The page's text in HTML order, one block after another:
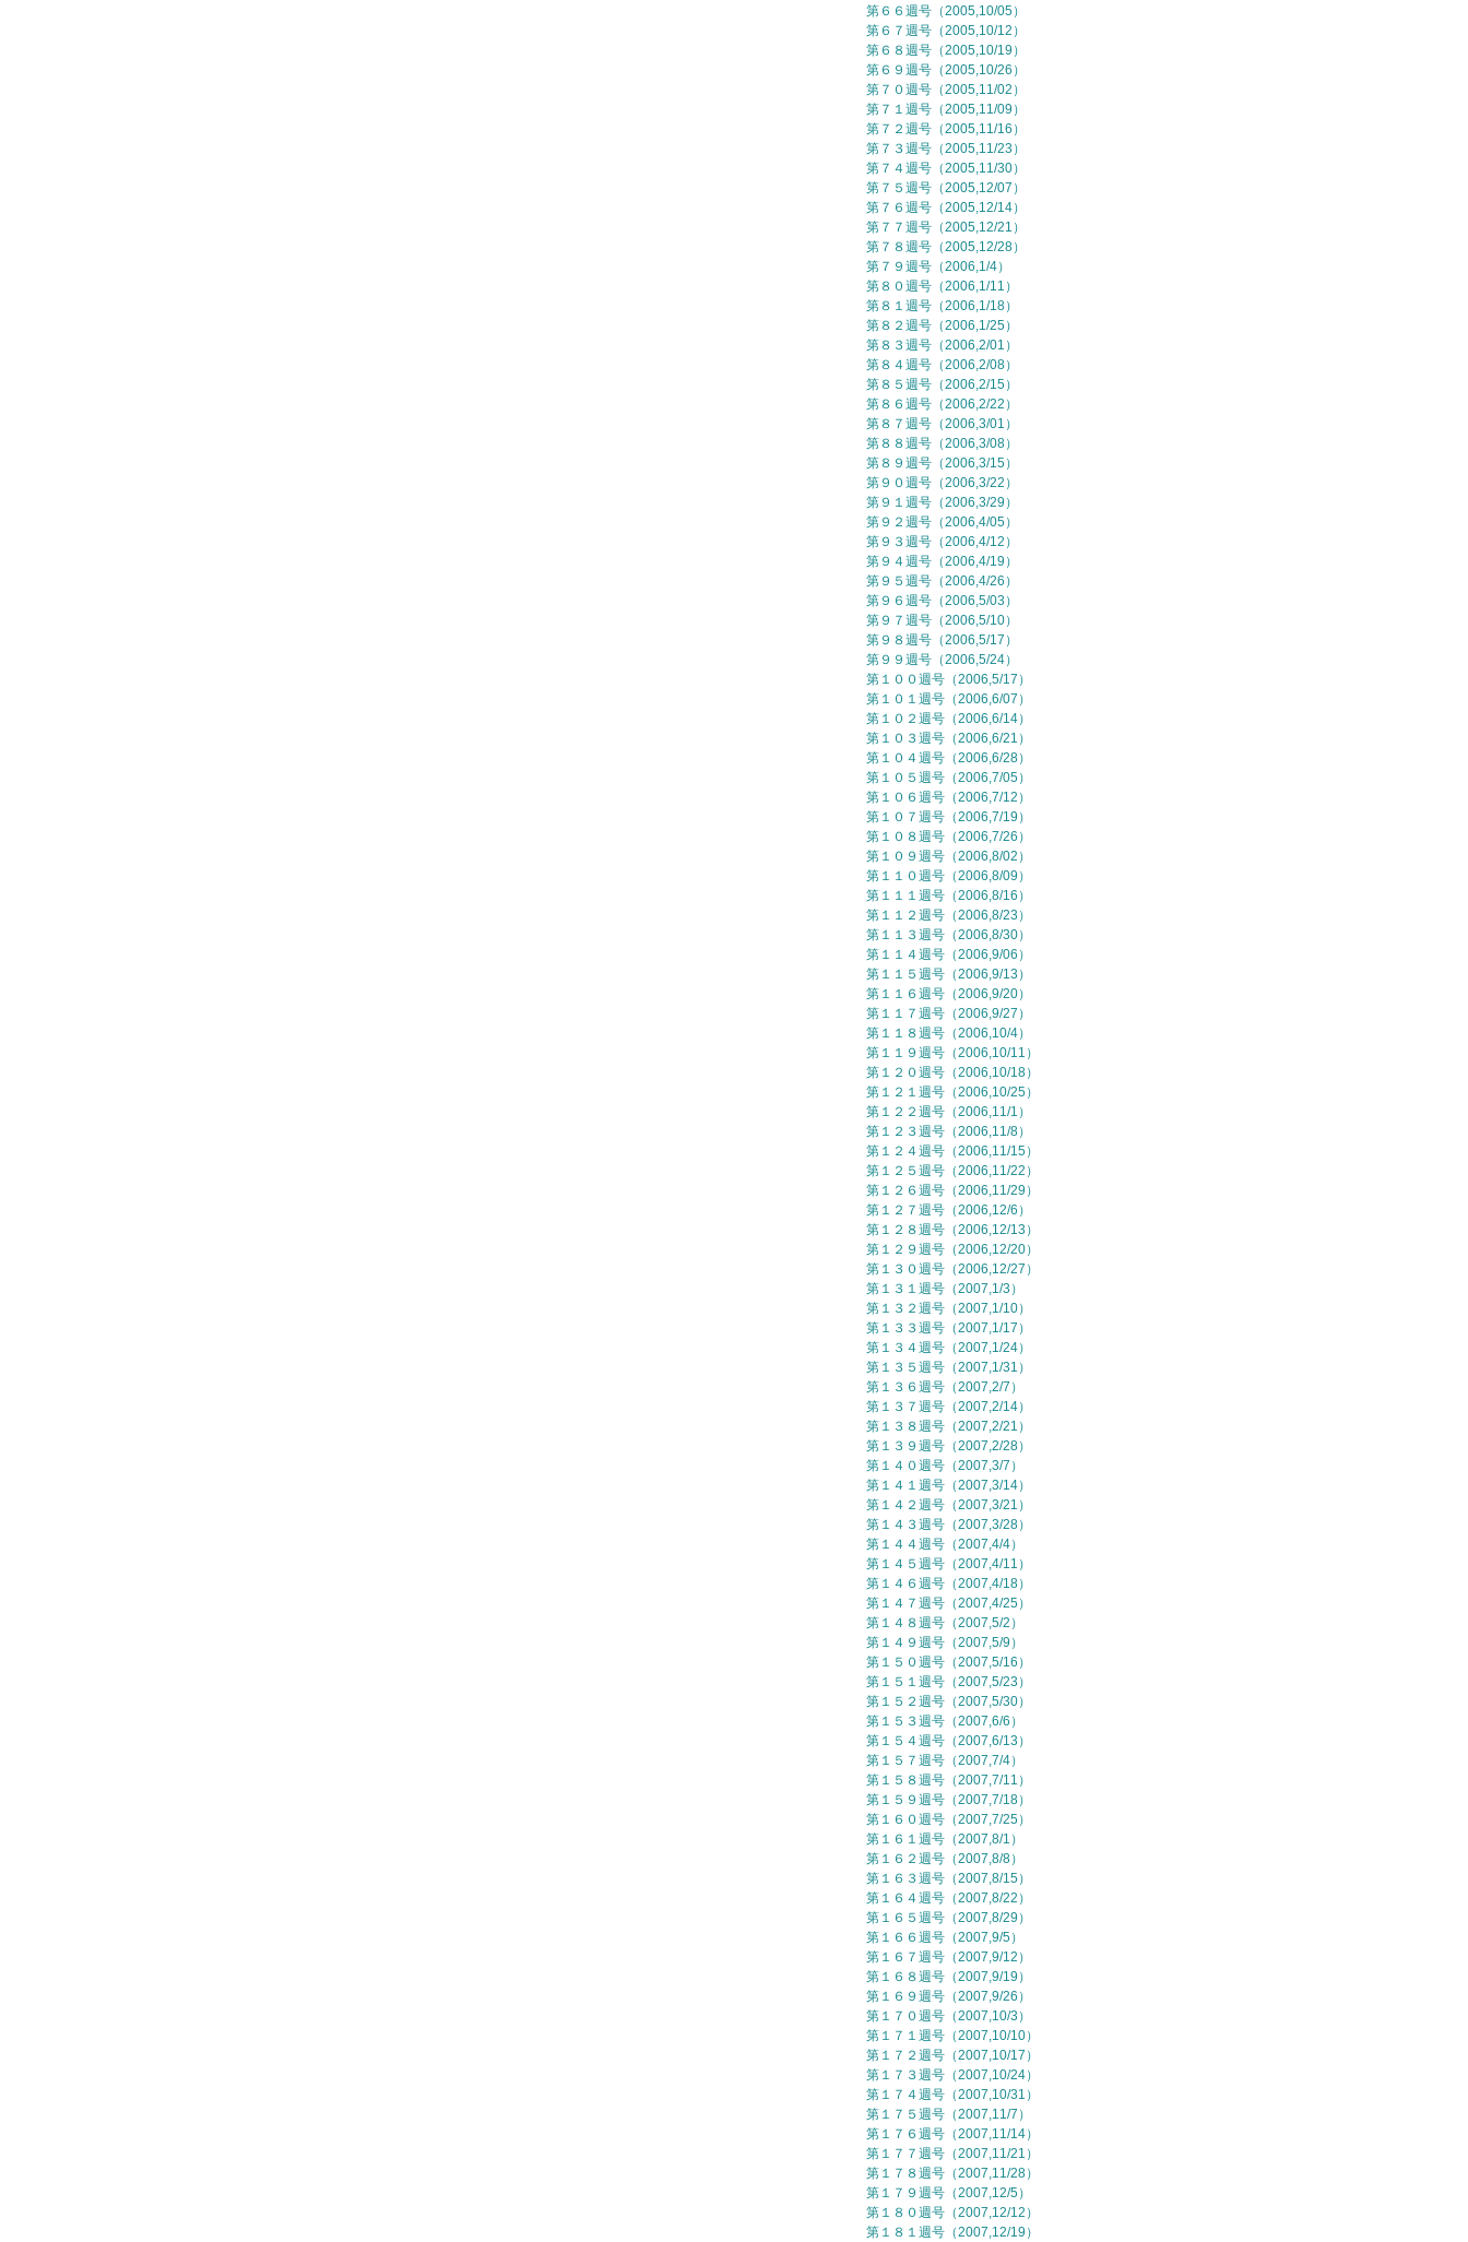
第６６週号（2005,10/05）
第６７週号（2005,10/12）
第６８週号（2005,10/19）
第６９週号（2005,10/26）
第７０週号（2005,11/02）
第７１週号（2005,11/09）
第７２週号（2005,11/16）
第７３週号（2005,11/23）
第７４週号（2005,11/30）
第７５週号（2005,12/07）
第７６週号（2005,12/14）
第７７週号（2005,12/21）
第７８週号（2005,12/28）
第７９週号（2006,1/4）
第８０週号（2006,1/11）
第８１週号（2006,1/18）
第８２週号（2006,1/25）
第８３週号（2006,2/01）
第８４週号（2006,2/08）
第８５週号（2006,2/15）
第８６週号（2006,2/22）
第８７週号（2006,3/01）
第８８週号（2006,3/08）
第８９週号（2006,3/15）
第９０週号（2006,3/22）
第９１週号（2006,3/29）
第９２週号（2006,4/05）
第９３週号（2006,4/12）
第９４週号（2006,4/19）
第９５週号（2006,4/26）
第９６週号（2006,5/03）
第９７週号（2006,5/10）
第９８週号（2006,5/17）
第９９週号（2006,5/24）
第１００週号（2006,5/17）
第１０１週号（2006,6/07）
第１０２週号（2006,6/14）
第１０３週号（2006,6/21）
第１０４週号（2006,6/28）
第１０５週号（2006,7/05）
第１０６週号（2006,7/12）
第１０７週号（2006,7/19）
第１０８週号（2006,7/26）
第１０９週号（2006,8/02）
第１１０週号（2006,8/09）
第１１１週号（2006,8/16）
第１１２週号（2006,8/23）
第１１３週号（2006,8/30）
第１１４週号（2006,9/06）
第１１５週号（2006,9/13）
第１１６週号（2006,9/20）
第１１７週号（2006,9/27）
第１１８週号（2006,10/4）
第１１９週号（2006,10/11）
第１２０週号（2006,10/18）
第１２１週号（2006,10/25）
第１２２週号（2006,11/1）
第１２３週号（2006,11/8）
第１２４週号（2006,11/15）
第１２５週号（2006,11/22）
第１２６週号（2006,11/29）
第１２７週号（2006,12/6）
第１２８週号（2006,12/13）
第１２９週号（2006,12/20）
第１３０週号（2006,12/27）
第１３１週号（2007,1/3）
第１３２週号（2007,1/10）
第１３３週号（2007,1/17）
第１３４週号（2007,1/24）
第１３５週号（2007,1/31）
第１３６週号（2007,2/7）
第１３７週号（2007,2/14）
第１３８週号（2007,2/21）
第１３９週号（2007,2/28）
第１４０週号（2007,3/7）
第１４１週号（2007,3/14）
第１４２週号（2007,3/21）
第１４３週号（2007,3/28）
第１４４週号（2007,4/4）
第１４５週号（2007,4/11）
第１４６週号（2007,4/18）
第１４７週号（2007,4/25）
第１４８週号（2007,5/2）
第１４９週号（2007,5/9）
第１５０週号（2007,5/16）
第１５１週号（2007,5/23）
第１５２週号（2007,5/30）
第１５３週号（2007,6/6）
第１５４週号（2007,6/13）
第１５７週号（2007,7/4）
第１５８週号（2007,7/11）
第１５９週号（2007,7/18）
第１６０週号（2007,7/25）
第１６１週号（2007,8/1）
第１６２週号（2007,8/8）
第１６３週号（2007,8/15）
第１６４週号（2007,8/22）
第１６５週号（2007,8/29）
第１６６週号（2007,9/5）
第１６７週号（2007,9/12）
第１６８週号（2007,9/19）
第１６９週号（2007,9/26）
第１７０週号（2007,10/3）
第１７１週号（2007,10/10）
第１７２週号（2007,10/17）
第１７３週号（2007,10/24）
第１７４週号（2007,10/31）
第１７５週号（2007,11/7）
第１７６週号（2007,11/14）
第１７７週号（2007,11/21）
第１７８週号（2007,11/28）
第１７９週号（2007,12/5）
第１８０週号（2007,12/12）
第１８１週号（2007,12/19）